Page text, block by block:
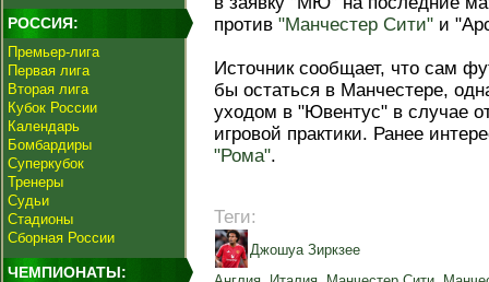
РОССИЯ:
Премьер-лига
Первая лига
Вторая лига
Кубок России
Календарь
Бомбардиры
Суперкубок
Тренеры
Судьи
Стадионы
Сборная России
ЧЕМПИОНАТЫ:
против "Манчестер Сити" и
Источник сообщает, что сам
бы остаться в Манчестере,
уходом в "Ювентус" в случае
игровой практики. Ранее
"Рома".
Теги:
Джошуа Зиркзее